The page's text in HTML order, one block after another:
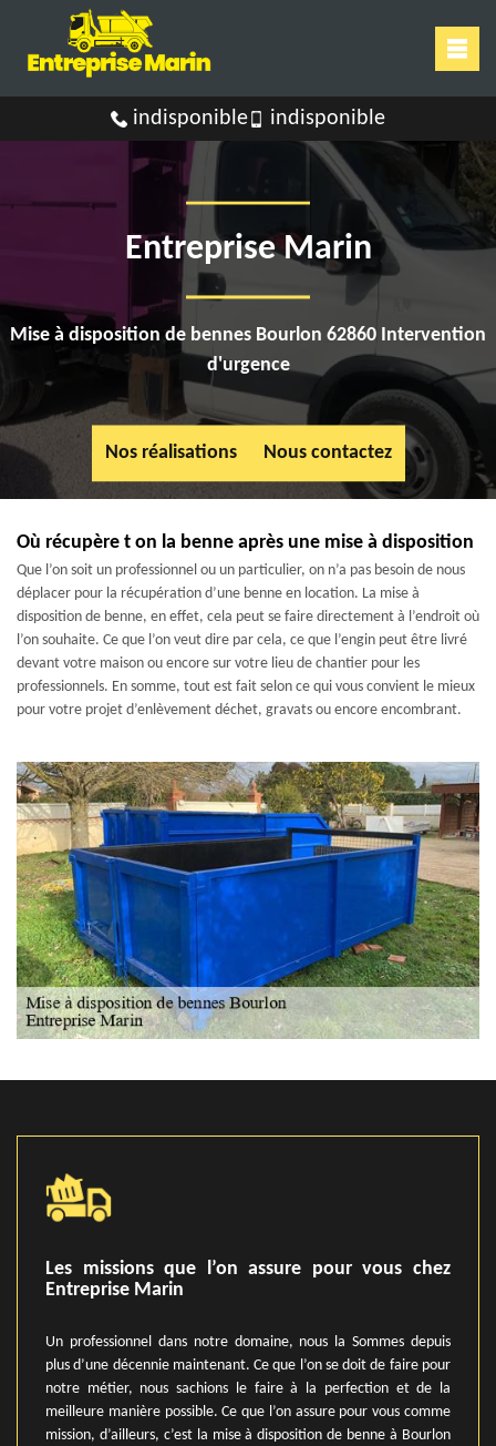
indisponible indisponible
Entreprise Marin
Mise à disposition de bennes Bourlon 62860 Intervention
d'urgence
Nos réalisations Nous contactez
Où récupère t on la benne après une mise à disposition
Que l’on soit un professionnel ou un particulier, on n’a pas besoin de nous
déplacer pour la récupération d’une benne en location. La mise à
disposition de benne, en effet, cela peut se faire directement à l’endroit où
l’on souhaite. Ce que l’on veut dire par cela, ce que l’engin peut être livré
devant votre maison ou encore sur votre lieu de chantier pour les
professionnels. En somme, tout est fait selon ce qui vous convient le mieux
pour votre projet d’enlèvement déchet, gravats ou encore encombrant.
Les missions que l’on assure pour vous chez
Entreprise Marin
Un professionnel dans notre domaine, nous la Sommes depuis
plus d’une décennie maintenant. Ce que l’on se doit de faire pour
notre métier, nous sachions le faire à la perfection et de la
meilleure manière possible. Ce que l’on assure pour vous comme
mission, d’ailleurs, c’est la mise à disposition de benne à Bourlon